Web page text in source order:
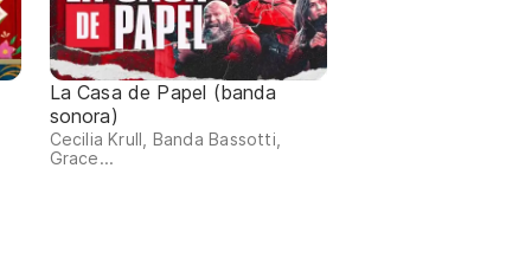
La Casa de Papel (banda
sonora)
Cecilia Krull, Banda Bassotti,
Grace...